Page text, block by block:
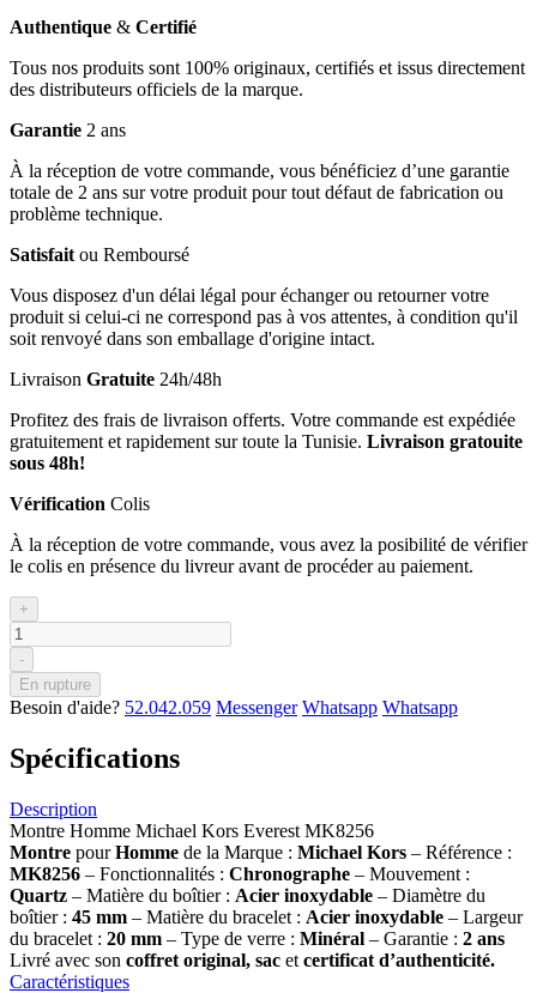
Authentique & Certifié
Tous nos produits sont 100% originaux, certifiés et issus directement
des distributeurs officiels de la marque.
Garantie 2 ans
À la réception de votre commande, vous bénéficiez d’une garantie
totale de 2 ans sur votre produit pour tout défaut de fabrication ou
problème technique.
Satisfait ou Remboursé
Vous disposez d'un délai légal pour échanger ou retourner votre
produit si celui-ci ne correspond pas à vos attentes, à condition qu'il
soit renvoyé dans son emballage d'origine intact.
Livraison Gratuite 24h/48h
Profitez des frais de livraison offerts. Votre commande est expédiée
gratuitement et rapidement sur toute la Tunisie. Livraison gratouite
sous 48h!
Vérification Colis
À la réception de votre commande, vous avez la posibilité de vérifier
le colis en présence du livreur avant de procéder au paiement.
+
-
En rupture
Besoin d'aide? 52.042.059 Messenger Whatsapp Whatsapp
Spécifications
Description
Montre Homme Michael Kors Everest MK8256
Montre pourHomme de la Marque : Michael Kors – Référence :
MK8256 – Fonctionnalités : Chronographe – Mouvement :
Quartz – Matière du boîtier : Acier inoxydable – Diamètre du
boîtier : 45 mm – Matière du bracelet : Acier inoxydable – Largeur
du bracelet : 20 mm – Type de verre : Minéral – Garantie : 2 ans
Livré avec son coffret original, sac et certificat d’authenticité.
Caractéristiques